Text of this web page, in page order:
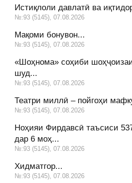
Истиқлоли давлатӣ ва
№:93 (5145), 07.08.2026
Мақоми бонувон...
№:93 (5145), 07.08.2026
«Шоҳнома» соҳиби
шуд...
№:93 (5145), 07.08.2026
Театри миллӣ – пойгоҳи
№:93 (5145), 07.08.2026
Ноҳияи Фирдавсӣ таъсиси
дар 6 моҳ...
№:93 (5145), 07.08.2026
Хидматгор...
№:93 (5145), 07.08.2026